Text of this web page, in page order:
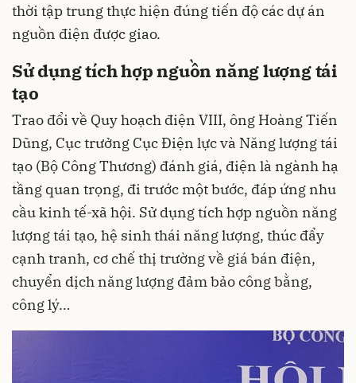
thời tập trung thực hiện đúng tiến độ các dự án
nguồn điện được giao.
Sử dụng tích hợp nguồn năng lượng tái
tạo
Trao đổi về Quy hoạch điện VIII, ông Hoàng Tiến
Dũng, Cục trưởng Cục Điện lực và Năng lượng tái
tạo (Bộ Công Thương) đánh giá, điện là ngành hạ
tầng quan trọng, đi trước một bước, đáp ứng nhu
cầu kinh tế-xã hội. Sử dụng tích hợp nguồn năng
lượng tái tạo, hệ sinh thái năng lượng, thúc đẩy
cạnh tranh, cơ chế thị trường về giá bán điện,
chuyển dịch năng lượng đảm bảo công bằng,
công lý…